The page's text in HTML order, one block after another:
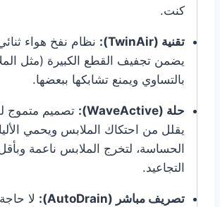
كنت.
تقنية (TwinAir):
نظام نفخ هواء
يضمن تجفيف القطع الكبيرة (مثل
بالتساوي ويمنع تشابكها ببعضها.
حلة (WaveActive):
تصميم متموج
يقلل من احتكاك الملابس ويحمي
الحساسة، لتخرج الملابس ناعمة
التجاعيد.
تصريف مباشر (AutoDrain):
لا